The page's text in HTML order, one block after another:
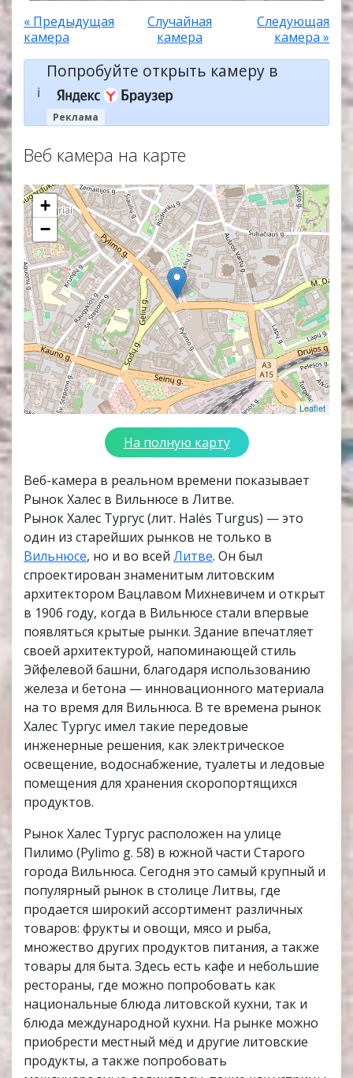
« Предыдущая
камера
Случайная
камера
Следующая
камера »
ℹ️
Попробуйте открыть камеру в
Реклама
Веб камера на карте
+
−
Leaflet
На полную карту
Веб-камера в реальном времени показывает
Рынок Халес в Вильнюсе в Литве.
Рынок Халес Тургус (лит. Halės Turgus) — это
один из старейших рынков не только в
Вильнюсе, но и во всей Литве. Он был
спроектирован знаменитым литовским
архитектором Вацлавом Михневичем и открыт
в 1906 году, когда в Вильнюсе стали впервые
появляться крытые рынки. Здание впечатляет
своей архитектурой, напоминающей стиль
Эйфелевой башни, благодаря использованию
железа и бетона — инновационного материала
на то время для Вильнюса. В те времена рынок
Халес Тургус имел такие передовые
инженерные решения, как электрическое
освещение, водоснабжение, туалеты и ледовые
помещения для хранения скоропортящихся
продуктов​.
Рынок Халес Тургус расположен на улице
Пилимо (Pylimo g. 58) в южной части Старого
города Вильнюса. Сегодня это самый крупный и
популярный рынок в столице Литвы, где
продается широкий ассортимент различных
товаров: фрукты и овощи, мясо и рыба,
множество других продуктов питания, а также
товары для быта. Здесь есть кафе и небольшие
рестораны, где можно попробовать как
национальные блюда литовской кухни, так и
блюда международной кухни. На рынке можно
приобрести местный мёд и другие литовские
продукты, а также попробовать